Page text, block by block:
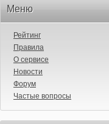
Меню
Рейтинг
Правила
О сервисе
Новости
Форум
Частые вопросы